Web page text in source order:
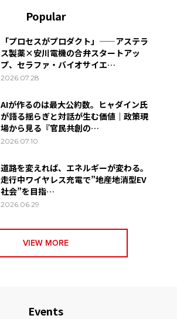
Popular
「プロセスがプロダクト」——アステラ
ス製薬×安川電機の合弁スタートアッ
プ、セラファ・バイオサイエ…
2026.07.28
AIが作るのは最大公約数。ヒャダイン氏
が語る揺らぎと対話が生む価値｜政策現
場から見る『官民共創の…
2026.07.10
道路を変えれば、エネルギーが変わる。
走行中ワイヤレス充電で”地産地消型EV
社会”を目指…
2026.06.29
VIEW MORE
Events